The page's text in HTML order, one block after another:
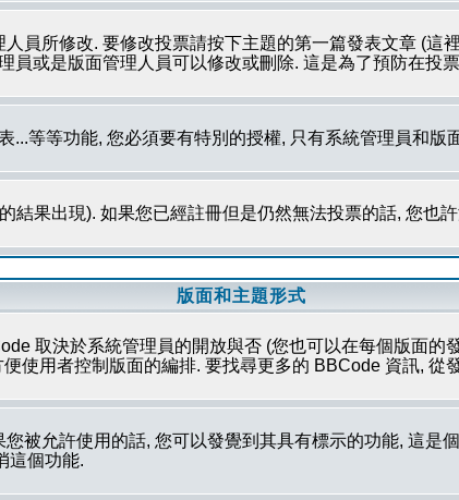
員所修改. 要修改投票請按下主題的第一篇發表文章 (這
員或是版面管理人員可以修改或刪除. 這是為了預防在投
...等等功能, 您必須要有特別的授權, 只有系統管理員和
結果出現). 如果您已經註冊但是仍然無法投票的話, 您也
版面和主題形式
取決於系統管理員的開放與否 (您也可以在每個版面的
使用者控制版面的編排. 要找尋更多的 BBCode 資訊, 從
被允許使用的話, 您可以發覺到其具有標示的功能, 這是個
這個功能.